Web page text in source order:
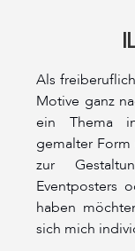
Als
Motive ganz
ein Thema
gemalter
zur
Eventposters
haben
sich mich